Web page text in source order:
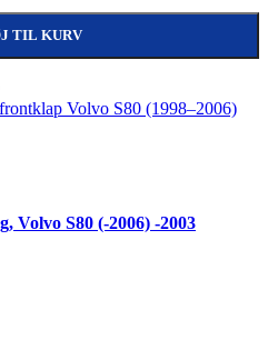
TIL KURV
Volvo S80 (1998–2006)
Volvo S80 (-2006) -2003